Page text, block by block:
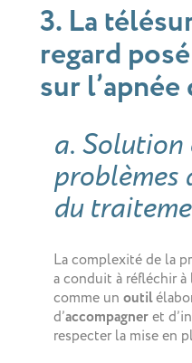
3. La
regard
sur
a.
problèmes
du
La complexité de la
a conduit à réfléchir
comme unoutil
d’accompagneret
respecter la mise en